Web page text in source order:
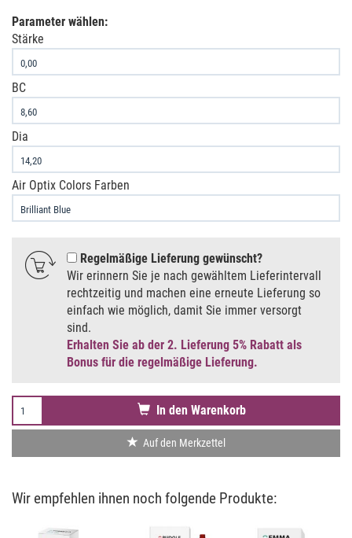
Parameter wählen:
Stärke
BC
Dia
Air Optix Colors Farben
Regelmäßige Lieferung gewünscht
Wir erinnern Sie je nach gewähltem Lieferintervall
rechtzeitig und machen eine erneute Lieferung so
einfach wie möglich, damit Sie immer versorgt
sind.
Erhalten Sie ab der 2. Lieferung 5% Rabatt als
Bonus für die regelmäßige Lieferung.
In den Warenkorb
Auf den Merkzettel
Wir empfehlen ihnen noch folgende Produkte: